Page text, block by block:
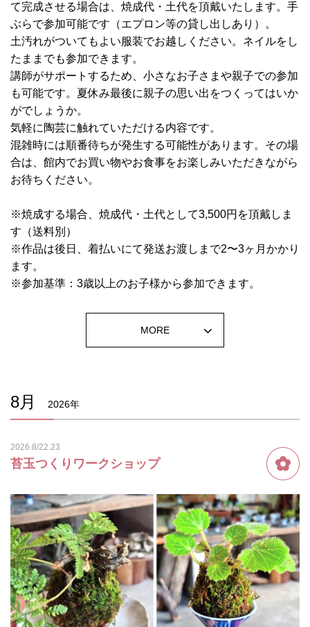
て完成させる場合は、焼成代・土代を頂戴いたします。手
ぶらで参加可能です（エプロン等の貸し出しあり）。
土汚れがついてもよい服装でお越しください。ネイルをし
たままでも参加できます。
講師がサポートするため、小さなお子さまや親子での参加
も可能です。夏休み最後に親子の思い出をつくってはいか
がでしょうか。
気軽に陶芸に触れていただける内容です。
混雑時には順番待ちが発生する可能性があります。その場
合は、館内でお買い物やお食事をお楽しみいただきながら
お待ちください。
※焼成する場合、焼成代・土代として3,500円を頂戴しま
す（送料別）
※作品は後日、着払いにて発送お渡しまで2〜3ヶ月かかり
ます。
※参加基準：3歳以上のお子様から参加できます。
MORE
8月 2026年
2026.8/22.23
苔玉つくりワークショップ